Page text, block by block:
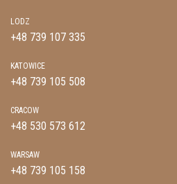
LODZ
+48 739 107 335
KATOWICE
+48 739 105 508
CRACOW
+48 530 573 612
WARSAW
+48 739 105 158